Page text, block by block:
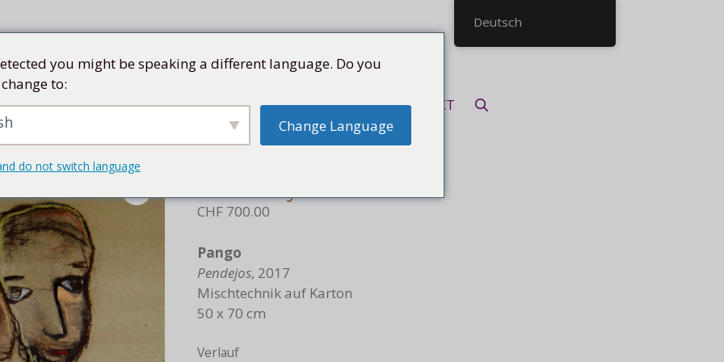
SAMMLUNG KÜNSTLER KUBA SHOP KONTAKT
CHF 700.00
Pango
Pendejos, 2017
Mischtechnik auf Karton
50 x 70 cm
Verlauf
Deutsch
you might be speaking a different language. Do you
to:
Change Language
do not switch language